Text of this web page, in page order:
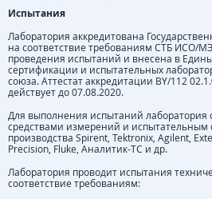
Испытания
Лаборатория аккредитована
на соответствие требованиям СТБ ИСО/
проведения испытаний и внесена в
сертификации и испытательных
союза. Аттестат аккредитации BY/112
действует до 07.08.2020.
Для выполнения испытаний
средствами измерений и испытательным
производства Spirent, Tektronix, Agilent,
Precision, Fluke, Аналитик-ТС и др.
Лаборатория проводит испытания
соответствие требованиям: